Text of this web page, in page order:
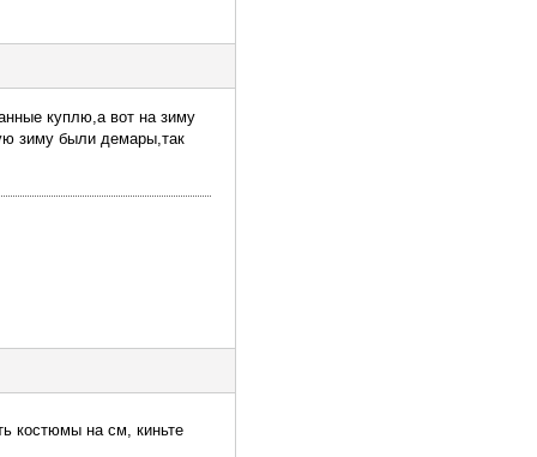
куплю,а вот на зиму
зиму были демары,так
костюмы на см, киньте